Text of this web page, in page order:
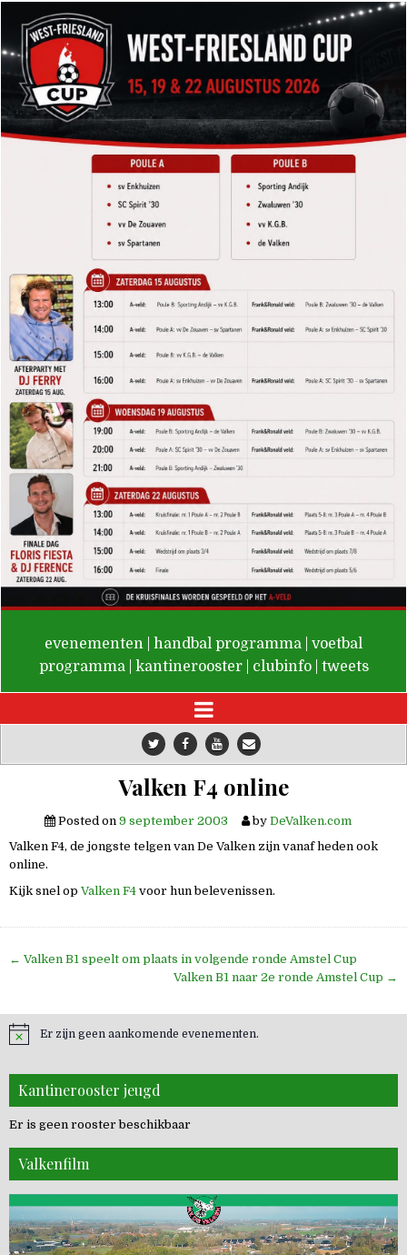
De Valken
evenementen handbal programma
voetbal
programma
kantinerooster clubinfo tweets
Valken F4 online
Posted on 9 september 2003 by DeValken.com
Valken F4, de jongste telgen van De Valken zijn vanaf heden ook
online.
Kijk snel op Valken F4 voor hun belevenissen.
Bericht
← Valken B1 speelt om plaats in volgende ronde Amstel Cup
Valken B1 naar 2e ronde Amstel Cup →
Er zijn geen aankomende evenementen.
Kantinerooster jeugd
Er is geen rooster beschikbaar
Valkenfilm